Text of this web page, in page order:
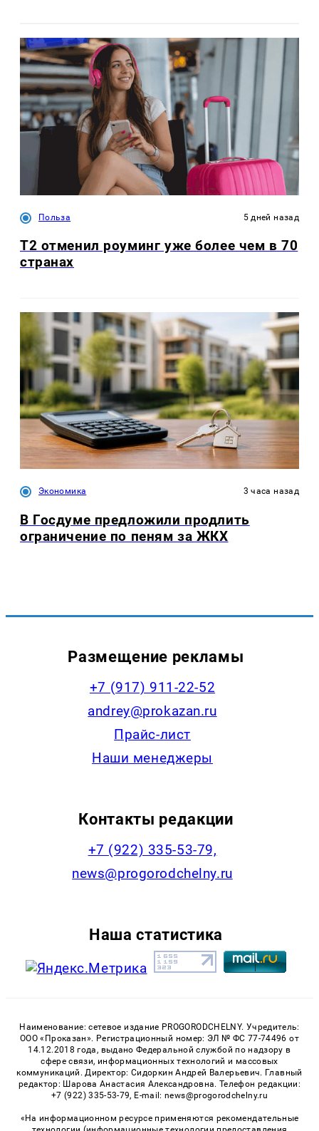
Польза 5 дней назад
Т2 отменил роуминг уже более чем в 70
странах
Экономика 3 часа назад
В Госдуме предложили продлить
ограничение по пеням за ЖКХ
Размещение рекламы
+7 (917) 911-22-52
andrey@prokazan.ru
Прайс-лист
Наши менеджеры
Контакты редакции
+7 (922) 335-53-79,
news@progorodchelny.ru
Наша статистика
Наименование: сетевое издание PROGORODCHELNY. Учредитель:
ООО «Проказан». Регистрационный номер: ЭЛ № ФС 77-74496 от
14.12.2018 года, выдано Федеральной службой по надзору в
сфере связи, информационных технологий и массовых
коммуникаций. Директор: Сидоркин Андрей Валерьевич. Главный
редактор: Шарова Анастасия Александровна. Телефон редакции:
+7 (922) 335-53-79, E-mail: news@progorodchelny.ru
«На информационном ресурсе применяются рекомендательные